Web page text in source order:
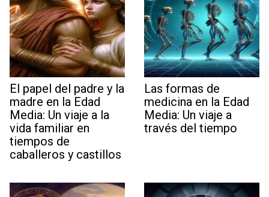
El papel del padre y la
madre en la Edad
Media: Un viaje a la
vida familiar en
tiempos de
caballeros y castillos
Las formas de
medicina en la Edad
Media: Un viaje a
través del tiempo